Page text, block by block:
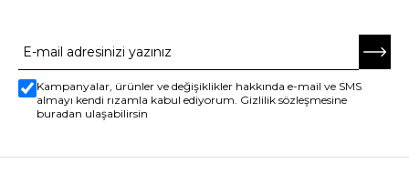
Kampanyalar, ürünler ve değişiklikler hakkında e-mail ve SMS
almayı kendi rızamla kabul ediyorum. Gizlilik sözleşmesine
buradan ulaşabilirsin